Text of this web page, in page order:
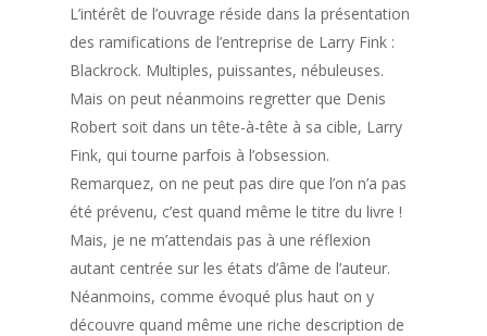
L’intérêt de l’ouvrage réside dans la présentation
des ramifications de l’entreprise de Larry Fink :
Blackrock. Multiples, puissantes, nébuleuses.
Mais on peut néanmoins regretter que Denis
Robert soit dans un tête-à-tête à sa cible, Larry
Fink, qui tourne parfois à l’obsession.
Remarquez, on ne peut pas dire que l’on n’a pas
été prévenu, c’est quand même le titre du livre !
Mais, je ne m’attendais pas à une réflexion
autant centrée sur les états d’âme de l’auteur.
Néanmoins, comme évoqué plus haut on y
découvre quand même une riche description de